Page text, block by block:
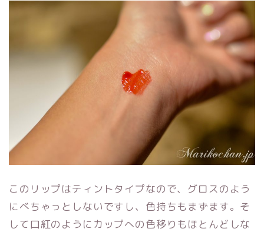
このリップはティントタイプなので、グロスのよう
にべちゃっとしないですし、色持ちもまずます。そ
して口紅のようにカップへの色移りもほとんどしな